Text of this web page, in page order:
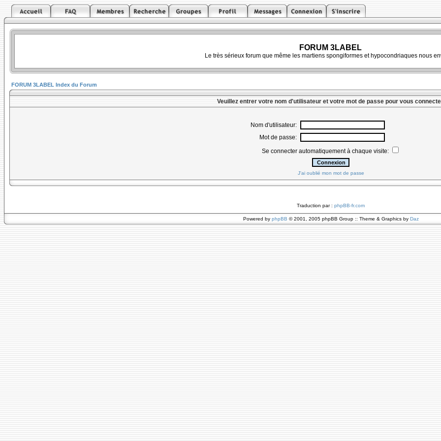
FORUM 3LABEL
Le très sérieux forum que même les martiens spongiformes et hypocondriaques nous
FORUM 3LABEL Index du Forum
Veuillez entrer votre nom d'utilisateur et votre mot de passe pour vous
Nom d'utilisateur:
Mot de passe:
Se connecter automatiquement à chaque visite:
J'ai oublié mon mot de passe
Traduction par : phpBB-fr.com
Powered by phpBB © 2001, 2005 phpBB Group :: Theme & Graphics by Daz